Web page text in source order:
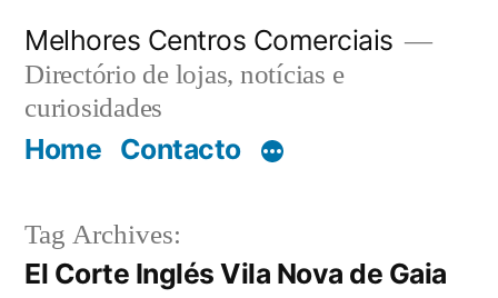
para
conteúdo
Melhores Centros Comerciais
Directório de lojas, notícias e
curiosidades
Home Contacto
Tag Archives:
El Corte Inglés Vila Nova de Gaia